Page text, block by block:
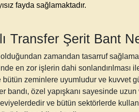
fayda sağlamaktadır.
Transfer Şerit Bant
olduğundan zamandan tasarruf
en zor işlerin dahi sonlandırılması
bütün zeminlere uyumludur ve kuvvet
bandı, özel yapışkanı sayesinde
ve bütün sektörlerde